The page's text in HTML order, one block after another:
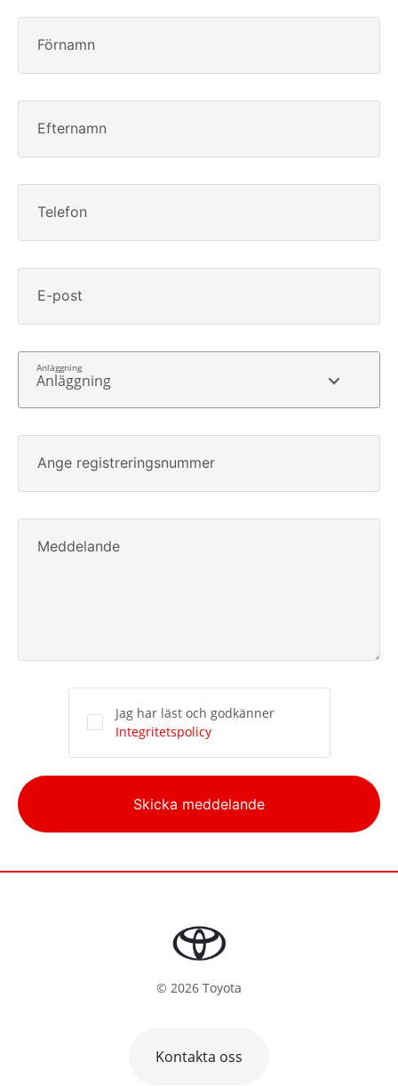
Förnamn
Efternamn
Telefon
E-post
Anläggning
Ange registreringsnummer
Meddelande
Jag har läst och godkänner
Integritetspolicy
Alternative:
Skicka meddelande
© 2026 Toyota
Kontakta oss